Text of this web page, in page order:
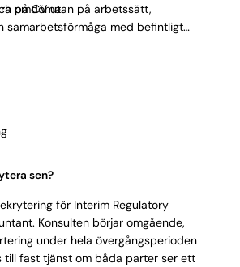
omdöme.
på CV utan på arbetssätt,
samarbetsförmåga med befintligt
sen?
för Interim Regulatory
Konsulten börjar omgående,
under hela övergångsperioden
till fast tjänst om båda parter ser ett